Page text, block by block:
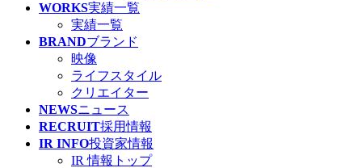
WORKS実績一覧
実績一覧
BRANDブランド
映像
ライフスタイル
クリエイター
NEWSニュース
RECRUIT採用情報
IR INFO投資家情報
IR 情報トップ